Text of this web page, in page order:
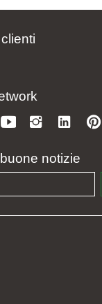
notizie